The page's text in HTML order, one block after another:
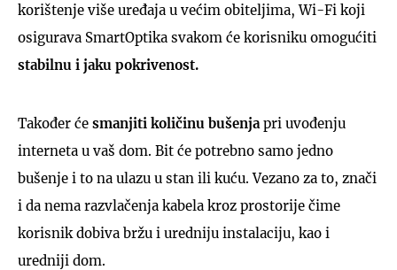
korištenje više uređaja u većim obiteljima, Wi-Fi koji
osigurava SmartOptika svakom će korisniku omogućiti
stabilnu i jaku pokrivenost.
Također će smanjiti količinu bušenja pri uvođenju
interneta u vaš dom. Bit će potrebno samo jedno
bušenje i to na ulazu u stan ili kuću. Vezano za to, znači
i da nema razvlačenja kabela kroz prostorije čime
korisnik dobiva bržu i uredniju instalaciju, kao i
uredniji dom.